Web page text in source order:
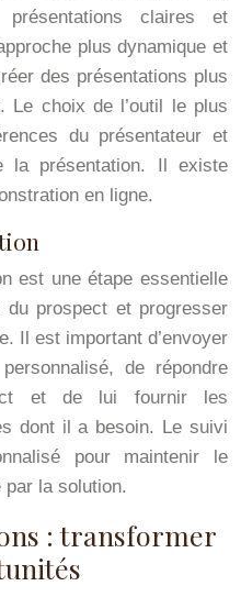
claires et
plus dynamique et
des présentations plus
Le choix de l’outil le plus
du présentateur et
la présentation. Il existe
en ligne.
est une étape essentielle
du prospect et progresser
Il est important d’envoyer
de répondre
et de lui fournir les
dont il a besoin. Le suivi
pour maintenir le
par la solution.
: transformer